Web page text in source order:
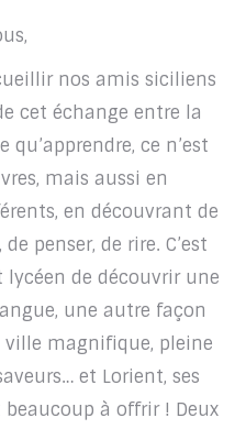
nos amis siciliens
cet échange entre la
qu’apprendre, ce n’est
mais aussi en
en découvrant de
penser, de rire. C’est
de découvrir une
une autre façon
ville magnifique, pleine
et Lorient, ses
à offrir ! Deux